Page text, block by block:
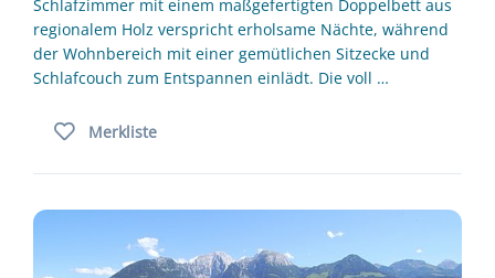
Schlafzimmer mit einem maßgefertigten Doppelbett aus
regionalem Holz verspricht erholsame Nächte, während
der Wohnbereich mit einer gemütlichen Sitzecke und
Schlafcouch zum Entspannen einlädt. Die voll …
Merkliste